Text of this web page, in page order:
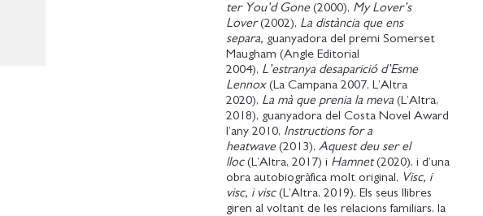
ter You’d Gone(2000), My Lover’s
Lover(2002), La distància que ens
separa, guanyadora del premi Somerset
Maugham (Angle Editorial
2004), L’estranya desaparició d’Esme
Lennox(La Campana 2007, L’Altra
2020), La mà que prenia la meva (L’Altra,
2018), guanyadora del Costa Novel Award
l’any 2010, Instructions for a
heatwave(2013), Aquest deu ser el
lloc(L’Altra, 2017) i Hamnet(2020), i d’una
obra autobiogràfica molt original, Visc, i
visc, i visc(L’Altra, 2019). Els seus llibres
giren al voltant de les relacions familiars, la